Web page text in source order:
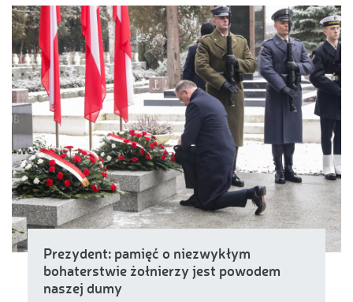
Prezydent: pamięć o niezwykłym
bohaterstwie żołnierzy jest powodem
naszej dumy